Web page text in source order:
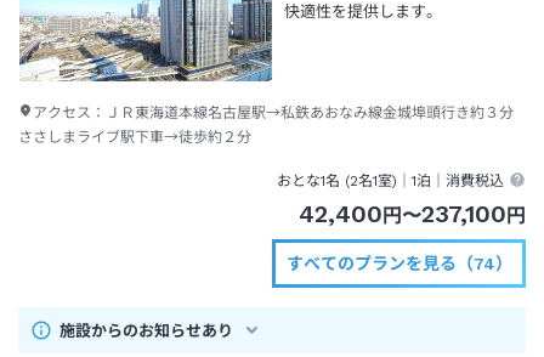
快適性を提供します。
アクセス： ＪＲ東海道本線名古屋駅→私鉄あおなみ線金城埠頭行き約３分
ささしまライブ駅下車→徒歩約２分
おとな1名 (2名1室)｜1泊 ｜消費税込
42,400 円 〜237,100 円
すべてのプランを見る（74）
施設からのお知らせあり